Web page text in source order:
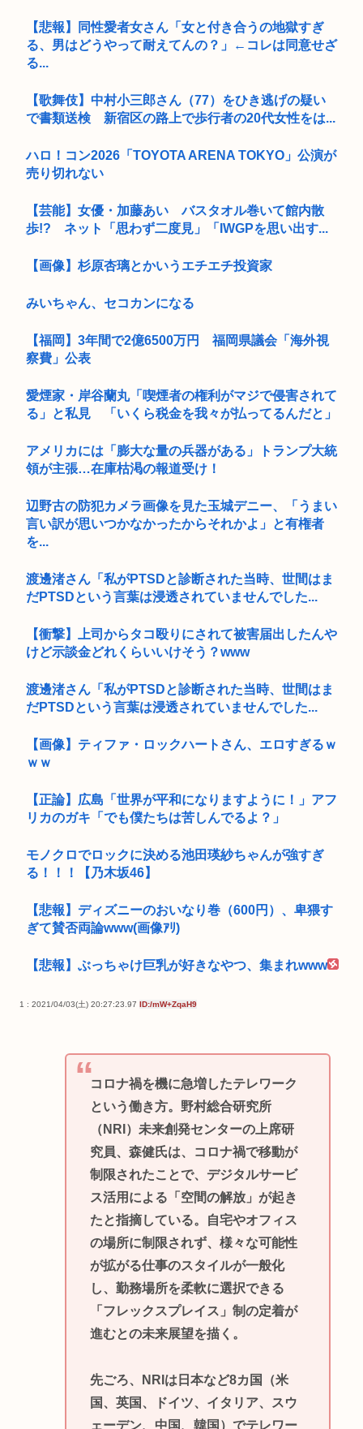
【悲報】同性愛者女さん「女と付き合うの地獄すぎ
る、男はどうやって耐えてんの？」←コレは同意せざ
る...
【歌舞伎】中村小三郎さん（77）をひき逃げの疑い
で書類送検 新宿区の路上で歩行者の20代女性をは...
ハロ！コン2026「TOYOTA ARENA TOKYO」公演が
売り切れない
【芸能】女優・加藤あい バスタオル巻いて館内散
歩!? ネット「思わず二度見」「IWGPを思い出す...
【画像】杉原杏璃とかいうエチエチ投資家
みいちゃん、セコカンになる
【福岡】3年間で2億6500万円 福岡県議会「海外視
察費」公表
愛煙家・岸谷蘭丸「喫煙者の権利がマジで侵害されて
る」と私見 「いくら税金を我々が払ってるんだと」
アメリカには「膨大な量の兵器がある」トランプ大統
領が主張…在庫枯渇の報道受け！
辺野古の防犯カメラ画像を見た玉城デニー、「うまい
言い訳が思いつかなかったからそれかよ」と有権者
を...
渡邊渚さん「私がPTSDと診断された当時、世間はま
だPTSDという言葉は浸透されていませんでした...
【衝撃】上司からタコ殴りにされて被害届出したんや
けど示談金どれくらいいけそう？www
渡邊渚さん「私がPTSDと診断された当時、世間はま
だPTSDという言葉は浸透されていませんでした...
【画像】ティファ・ロックハートさん、エロすぎるｗ
ｗｗ
【正論】広島「世界が平和になりますように！」アフ
リカのガキ「でも僕たちは苦しんでるよ？」
モノクロでロックに決める池田瑛紗ちゃんが強すぎ
る！！！【乃木坂46】
【悲報】ディズニーのおいなり巻（600円）、卑猥す
ぎて賛否両論www(画像ｱﾘ)
【悲報】ぶっちゃけ巨乳が好きなやつ、集まれwww
1 : 2021/04/03(土) 20:27:23.97 ID:/mW+ZqaH9
コロナ禍を機に急増したテレワーク
という働き方。野村総合研究所
（NRI）未来創発センターの上席研
究員、森健氏は、コロナ禍で移動が
制限されたことで、デジタルサービ
ス活用による「空間の解放」が起き
たと指摘している。自宅やオフィス
の場所に制限されず、様々な可能性
が拡がる仕事のスタイルが一般化
し、勤務場所を柔軟に選択できる
「フレックスプレイス」制の定着が
進むとの未来展望を描く。
先ごろ、NRIは日本など8カ国（米
国、英国、ドイツ、イタリア、スウ
ェーデン、中国、韓国）でテレワー